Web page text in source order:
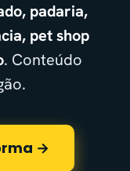
padaria,
pet shop
. Conteúdo
→